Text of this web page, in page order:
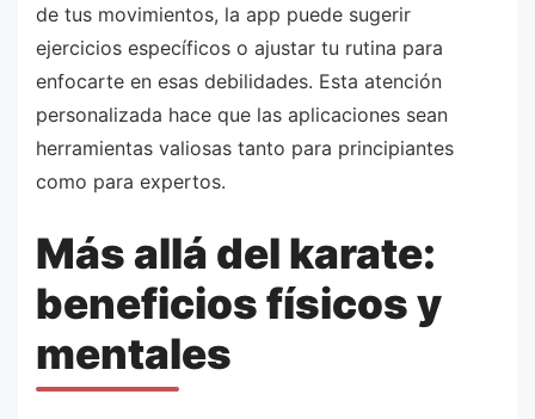
de tus movimientos, la app puede sugerir
ejercicios específicos o ajustar tu rutina para
enfocarte en esas debilidades. Esta atención
personalizada hace que las aplicaciones sean
herramientas valiosas tanto para principiantes
como para expertos.
Más allá del karate:
beneficios físicos y
mentales